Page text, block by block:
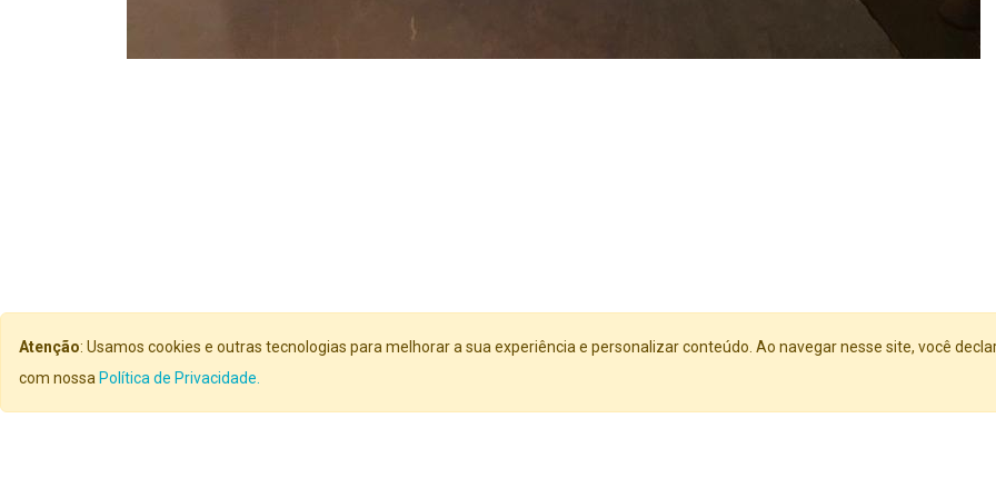
Atenção: Usamos cookies e outras tecnologias para melhorar a sua experiência e personalizar conteúdo. Ao navegar nesse site, você
com nossa Política de Privacidade.